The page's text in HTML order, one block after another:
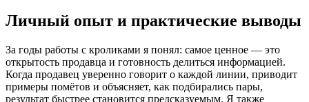
Личный опыт и практические выводы
За годы работы с кроликами я понял: самое ценное — это
открытость продавца и готовность делиться информацией.
Когда продавец уверенно говорит о каждой линии, приводит
примеры помётов и объясняет, как подбирались пары,
результат быстрее становится предсказуемым. Я также